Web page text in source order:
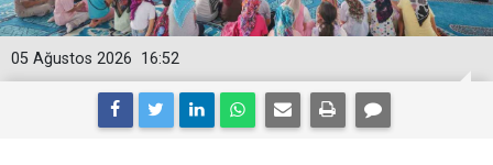
16:52
05 Ağustos 2026